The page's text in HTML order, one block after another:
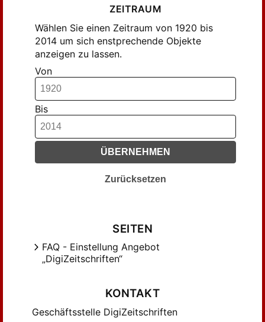
ZEITRAUM
Wählen Sie einen Zeitraum von 1920 bis
2014 um sich enstprechende Objekte
anzeigen zu lassen.
Von
Bis
ÜBERNEHMEN
Zurücksetzen
SEITEN
FAQ - Einstellung Angebot
„DigiZeitschriften“
KONTAKT
Geschäftsstelle DigiZeitschriften